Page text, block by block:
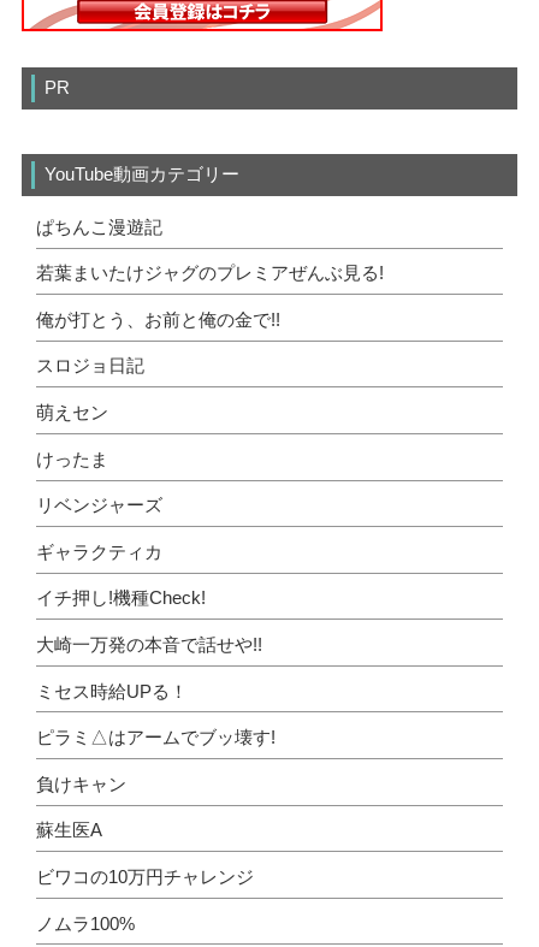
PR
YouTube動画カテゴリー
ぱちんこ漫遊記
若葉まいたけジャグのプレミアぜんぶ見る!
俺が打とう、お前と俺の金で!!
スロジョ日記
萌えセン
けったま
リベンジャーズ
ギャラクティカ
イチ押し!機種Check!
大崎一万発の本音で話せや!!
ミセス時給UPる！
ピラミ△はアームでブッ壊す!
負けキャン
蘇生医A
ビワコの10万円チャレンジ
ノムラ100%